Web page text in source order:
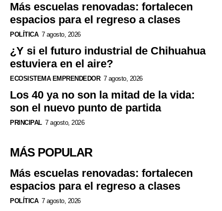
Más escuelas renovadas: fortalecen
espacios para el regreso a clases
POLÍTICA 7 agosto, 2026
¿Y si el futuro industrial de Chihuahua
estuviera en el aire?
ECOSISTEMA EMPRENDEDOR 7 agosto, 2026
Los 40 ya no son la mitad de la vida:
son el nuevo punto de partida
PRINCIPAL 7 agosto, 2026
MÁS POPULAR
Más escuelas renovadas: fortalecen
espacios para el regreso a clases
POLÍTICA 7 agosto, 2026